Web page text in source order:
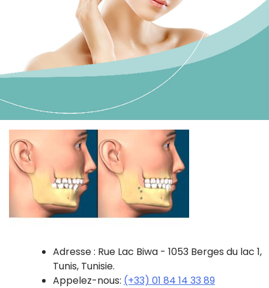
Adresse : Rue Lac Biwa - 1053 Berges du lac 1,
Tunis, Tunisie.
Appelez-nous: (+33) 01 84 14 33 89